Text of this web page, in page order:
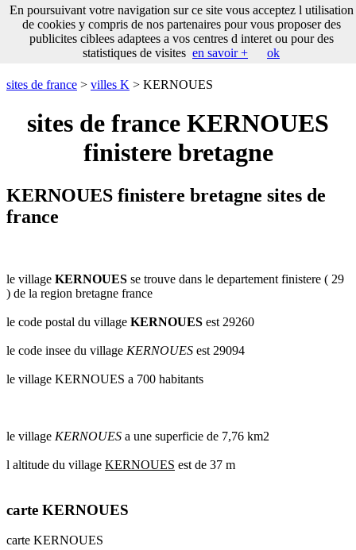
sites
france
par
I J K L M
N
S T
U
___
___
___ sites de france
sites de france > villes K > KERNOUES
sites de france KERNOUES
finistere bretagne
KERNOUES finistere bretagne sites de
france
le village KERNOUES se trouve dans le departement finistere ( 29
) de la region bretagne france
le code postal du village KERNOUES est 29260
le code insee du village KERNOUES est 29094
le village KERNOUES a 700 habitants
le village KERNOUES a une superficie de 7,76 km2
l altitude du village KERNOUES est de 37 m
carte KERNOUES
carte KERNOUES
En poursuivant votre navigation sur ce site vous acceptez l utilisation
de cookies y compris de nos partenaires pour vous proposer des
publicites ciblees adaptees a vos centres d interet ou pour des
statistiques de visites en savoir + ok